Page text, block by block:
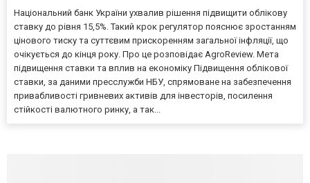
Національний банк України ухвалив рішення підвищити облікову
ставку до рівня 15,5%. Такий крок регулятор пояснює зростанням
цінового тиску та суттєвим прискоренням загальної інфляції, що
очікується до кінця року. Про це розповідає AgroReview. Мета
підвищення ставки та вплив на економіку Підвищення облікової
ставки, за даними пресслужби НБУ, спрямоване на забезпечення
привабливості гривневих активів для інвесторів, посилення
стійкості валютного ринку, а так...